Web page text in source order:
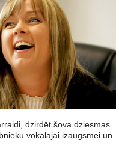
dzirdēt šova dziesmas.
vokālajai izaugsmei un